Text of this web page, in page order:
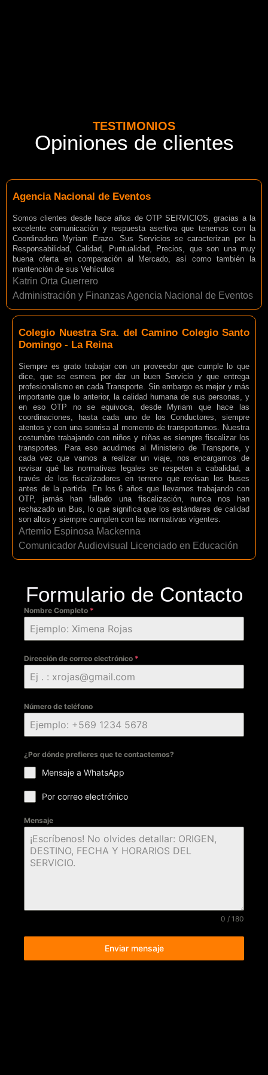
TESTIMONIOS
Opiniones de clientes
Agencia Nacional de Eventos
Somos clientes desde hace años de OTP SERVICIOS, gracias a la
excelente comunicación y respuesta asertiva que tenemos con la
Coordinadora Myriam Erazo. Sus Servicios se caracterizan por la
Responsabilidad, Calidad, Puntualidad, Precios, que son una muy
buena oferta en comparación al Mercado, así como también la
mantención de sus Vehículos
Katrin Orta Guerrero
Administración y Finanzas Agencia Nacional de Eventos
Colegio Nuestra Sra. del Camino Colegio Santo
Domingo - La Reina
Siempre es grato trabajar con un proveedor que cumple lo que
dice, que se esmera por dar un buen Servicio y que entrega
profesionalismo en cada Transporte. Sin embargo es mejor y más
importante que lo anterior, la calidad humana de sus personas, y
en eso OTP no se equivoca, desde Myriam que hace las
coordinaciones, hasta cada uno de los Conductores, siempre
atentos y con una sonrisa al momento de transportarnos. Nuestra
costumbre trabajando con niños y niñas es siempre fiscalizar los
transportes. Para eso acudimos al Ministerio de Transporte, y
cada vez que vamos a realizar un viaje, nos encargamos de
revisar qué las normativas legales se respeten a cabalidad, a
través de los fiscalizadores en terreno que revisan los buses
antes de la partida. En los 6 años que llevamos trabajando con
OTP, jamás han fallado una fiscalización, nunca nos han
rechazado un Bus, lo que significa que los estándares de calidad
son altos y siempre cumplen con las normativas vigentes.
Artemio Espinosa Mackenna
Comunicador Audiovisual Licenciado en Educación
Formulario de Contacto
Nombre Completo *
Dirección de correo electrónico *
Número de teléfono
¿Por dónde prefieres que te contactemos?
Mensaje a WhatsApp
Por correo electrónico
Mensaje
0 / 180
Enviar mensaje